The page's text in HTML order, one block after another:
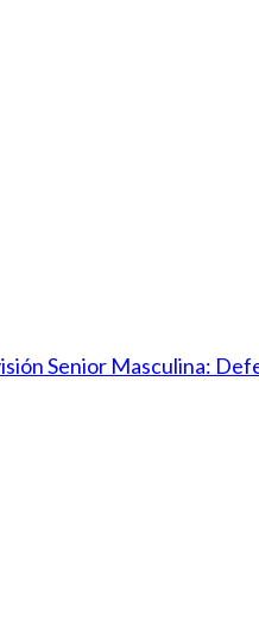
Senior Masculina: